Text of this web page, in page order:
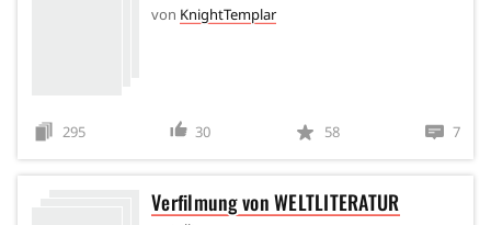
von KnightTemplar
295 30 58 7
Verfilmung von WELTLITERATUR